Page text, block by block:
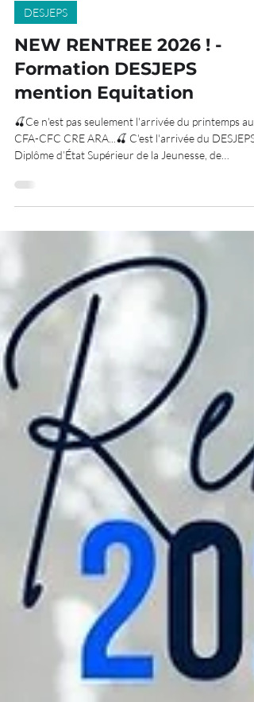
24 mars
DESJEPS
NEW RENTREE 2026 ! -
Formation DESJEPS
mention Equitation
🍒Ce n'est pas seulement l'arrivée du printemps au
l’Éducation Populaire et du Sport, spécialité «
performance sportive » mention équitation
(RNCP39572 niveau 6) , dès la rentrée de
2026. Une formation pensée aussi pour des
professionnels déjà en activité. 👤Coordonnateur :
DAMIEN DEMAISON, enseignant d’équitation,
titulaire du BEES2, expert fédéral hunter, chef de
piste CS